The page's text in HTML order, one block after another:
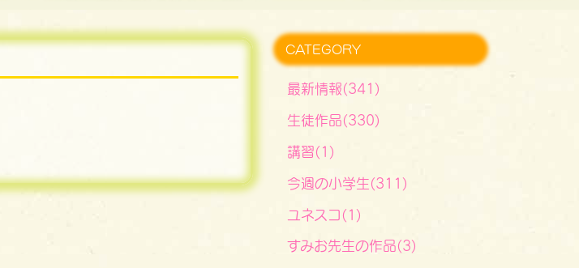
CATEGORY
最新情報(341)
生徒作品(330)
講習(1)
今週の小学生(311)
ユネスコ(1)
すみお先生の作品(3)